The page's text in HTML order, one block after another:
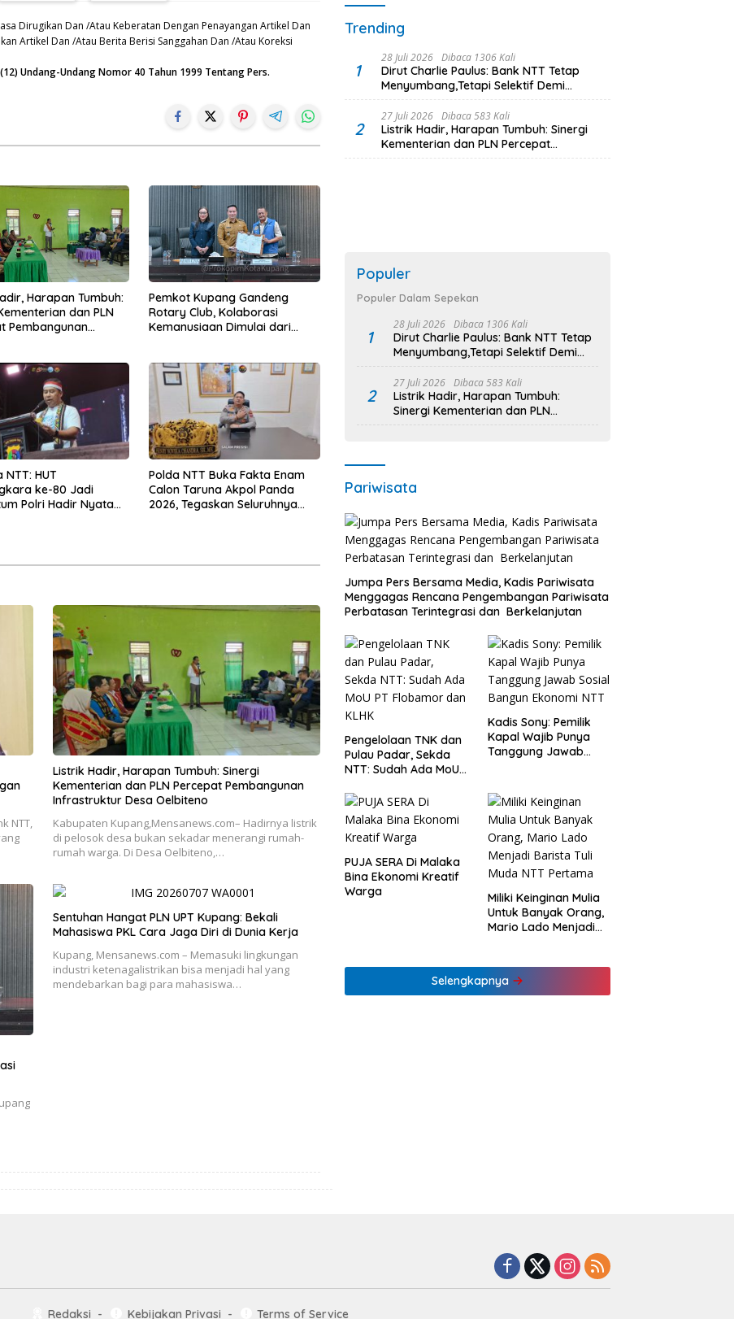
Dirugikan Dan /Atau Keberatan Dengan Penayangan Artikel Dan
Artikel Dan /Atau Berita Berisi Sanggahan Dan /Atau Koreksi
Undang-Undang Nomor 40 Tahun 1999 Tentang Pers.
Harapan Tumbuh:
dan PLN
Pembangunan
Pemkot Kupang Gandeng
Rotary Club, Kolaborasi
Kemanusiaan Dimulai dari
HUT
ke-80 Jadi
Polri Hadir Nyata
Polda NTT Buka Fakta Enam
Calon Taruna Akpol Panda
2026, Tegaskan Seluruhnya
NTT,
Listrik Hadir, Harapan Tumbuh: Sinergi
Kementerian dan PLN Percepat Pembangunan
Infrastruktur Desa Oelbiteno
Kabupaten Kupang,Mensanews.com– Hadirnya listrik
di pelosok desa bukan sekadar menerangi rumah-
rumah warga. Di Desa Oelbiteno,…
Sentuhan Hangat PLN UPT Kupang: Bekali
Mahasiswa PKL Cara Jaga Diri di Dunia Kerja
Kupang, Mensanews.com – Memasuki lingkungan
industri ketenagalistrikan bisa menjadi hal yang
mendebarkan bagi para mahasiswa…
Trending
1
28 Juli 2026 Dibaca 1306 Kali
Dirut Charlie Paulus: Bank NTT Tetap
Menyumbang,Tetapi Selektif Demi
Kepentingan Masyarakat
2
27 Juli 2026 Dibaca 583 Kali
Listrik Hadir, Harapan Tumbuh: Sinergi
Kementerian dan PLN Percepat
Pembangunan Infrastruktur Desa
Populer
Populer Dalam Sepekan
1
28 Juli 2026 Dibaca 1306 Kali
Dirut Charlie Paulus: Bank NTT Tetap
Menyumbang,Tetapi Selektif Demi
Kepentingan Masyarakat
2
27 Juli 2026 Dibaca 583 Kali
Listrik Hadir, Harapan Tumbuh:
Sinergi Kementerian dan PLN
Percepat Pembangunan Infrastruktur
Pariwisata
Jumpa Pers Bersama Media, Kadis Pariwisata
Menggagas Rencana Pengembangan Pariwisata
Perbatasan Terintegrasi dan Berkelanjutan
Pengelolaan TNK dan
Pulau Padar, Sekda
NTT: Sudah Ada MoU
KLHK
Kadis Sony: Pemilik
Kapal Wajib Punya
Tanggung Jawab
PUJA SERA Di Malaka
Bina Ekonomi Kreatif
Warga
Miliki Keinginan Mulia
Untuk Banyak Orang,
Mario Lado Menjadi
Selengkapnya
Redaksi Kebijakan Privasi Terms of Service